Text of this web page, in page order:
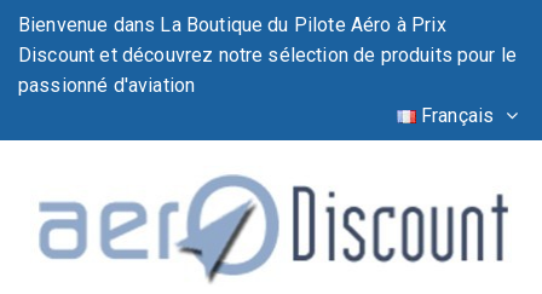
Bienvenue dans La Boutique du Pilote Aéro à Prix
Discount et découvrez notre sélection de produits pour le
passionné d'aviation
Français